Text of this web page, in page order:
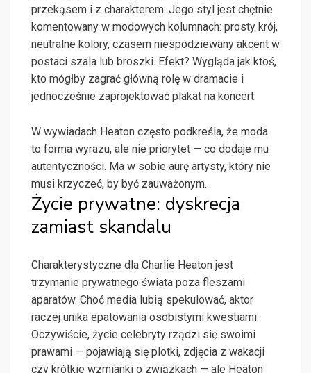
przekąsem i z charakterem. Jego styl jest chętnie
komentowany w modowych kolumnach: prosty krój,
neutralne kolory, czasem niespodziewany akcent w
postaci szala lub broszki. Efekt? Wygląda jak ktoś,
kto mógłby zagrać główną rolę w dramacie i
jednocześnie zaprojektować plakat na koncert.
W wywiadach Heaton często podkreśla, że moda
to forma wyrazu, ale nie priorytet — co dodaje mu
autentyczności. Ma w sobie aurę artysty, który nie
musi krzyczeć, by być zauważonym.
Życie prywatne: dyskrecja
zamiast skandalu
Charakterystyczne dla Charlie Heaton jest
trzymanie prywatnego świata poza fleszami
aparatów. Choć media lubią spekulować, aktor
raczej unika epatowania osobistymi kwestiami.
Oczywiście, życie celebryty rządzi się swoimi
prawami — pojawiają się plotki, zdjęcia z wakacji
czy krótkie wzmianki o związkach — ale Heaton